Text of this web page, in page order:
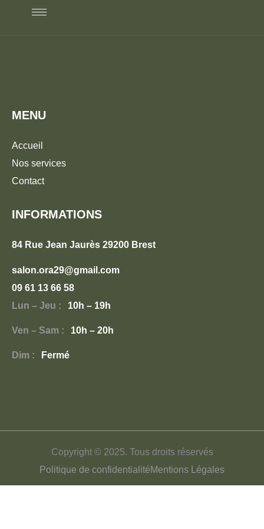
MENU
Accueil
Nos services
Contact
INFORMATIONS
84 Rue Jean Jaurès 29200 Brest
salon.ora29@gmail.com
09 61 13 66 58
Lun – Jeu :
10h – 19h
Ven – Sam : 10h – 20h
Dim : Fermé
Copyright © 2025. Tous droits réservés
Politique de confidentialitéMentions Légales